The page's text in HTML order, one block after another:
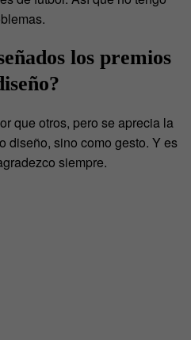
los premios
que otros, pero se aprecia la
diseño, sino como gesto. Y es
siempre.